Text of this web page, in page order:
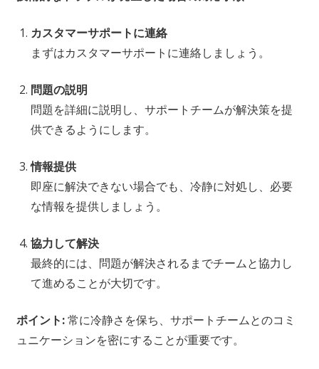
カスタマーサポートに連絡
まずはカスタマーサポートに連絡しましょう。
問題の説明
問題を詳細に説明し、サポートチームが解決策を提
供できるようにします。
情報提供
即座に解決できない場合でも、冷静に対処し、必要
な情報を提供しましょう。
協力して解決
最終的には、問題が解決されるまでチームと協力し
て進めることが大切です。
ポイント:常に冷静さを保ち、サポートチームとのコミ
ュニケーションを密にすることが重要です。